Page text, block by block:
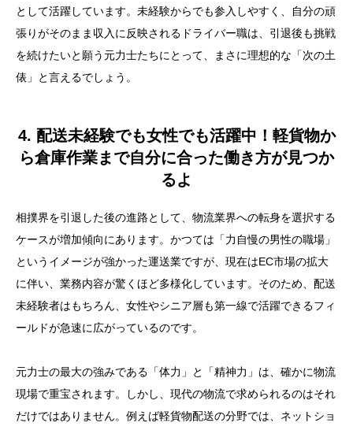
として活躍しています。未経験からでも参入しやすく、自分の頑
張りがそのまま収入に反映されるドライバー職は、引退後も挑戦
を続けたいと願う元力士たちにとって、まさに理想的な「次の土
俵」と言えるでしょう。
4. 配送未経験でも女性でも活躍中！軽貨物か
ら倉庫作業まで自分に合った働き方が見つか
るよ
相撲界を引退した後の進路として、物流業界への転身を選択する
ケースが増加傾向にあります。かつては「力自慢の男性の職場」
というイメージが強かった運送業ですが、現在はEC市場の拡大
に伴い、業務内容が驚くほど多様化しています。そのため、配送
未経験者はもちろん、女性やシニア層も第一線で活躍できるフィ
ールドが急速に広がっているのです。
元力士の最大の強みである「体力」と「精神力」は、確かに物流
現場で重宝されます。しかし、現代の物流で求められるのはそれ
だけではありません。例えば軽貨物配送の分野では、ネットショ